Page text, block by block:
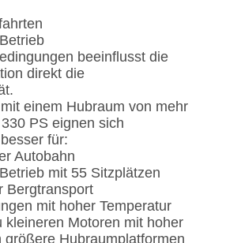
beeinflusst die
direkt die
einem Hubraum von mehr
PS eignen sich
für:
Autobahn
mit 55 Sitzplätzen
Bergtransport
mit hoher Temperatur
kleineren Motoren mit hoher
größere Hubraumplatformen